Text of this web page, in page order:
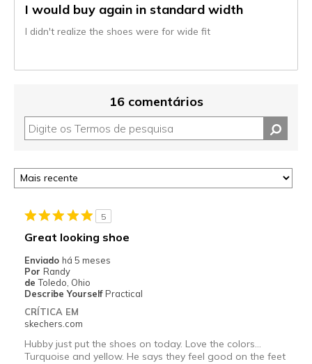
I would buy again in standard width
I didn't realize the shoes were for wide fit
16 comentários
5
Great looking shoe
Enviado há 5 meses
Por Randy
de Toledo, Ohio
Describe Yourself Practical
CRÍTICA EM
skechers.com
Hubby just put the shoes on today. Love the colors...
Turquoise and yellow. He says they feel good on the feet